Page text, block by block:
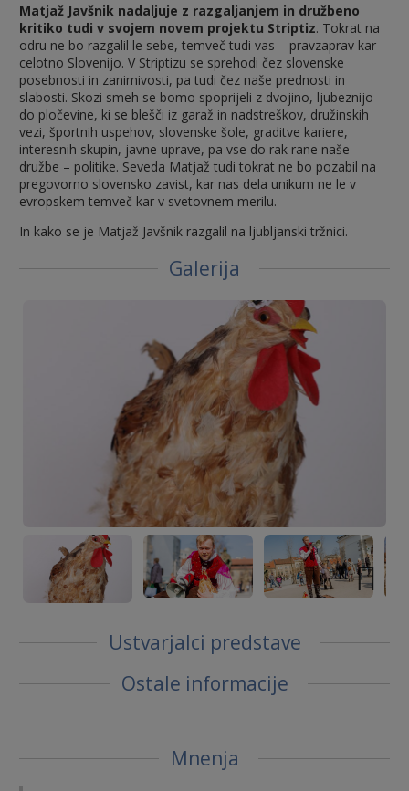
Matjaž Javšnik nadaljuje z razgaljanjem in družbeno
kritiko tudi v svojem novem projektu Striptiz. Tokrat na
odru ne bo razgalil le sebe, temveč tudi vas – pravzaprav kar
celotno Slovenijo. V Striptizu se sprehodi čez slovenske
posebnosti in zanimivosti, pa tudi čez naše prednosti in
slabosti. Skozi smeh se bomo spoprijeli z dvojino, ljubeznijo
do pločevine, ki se blešči iz garaž in nadstreškov, družinskih
vezi, športnih uspehov, slovenske šole, graditve kariere,
interesnih skupin, javne uprave, pa vse do rak rane naše
družbe – politike. Seveda Matjaž tudi tokrat ne bo pozabil na
pregovorno slovensko zavist, kar nas dela unikum ne le v
evropskem temveč kar v svetovnem merilu.
In kako se je Matjaž Javšnik razgalil na ljubljanski tržnici.
Galerija
Ustvarjalci predstave
Ostale informacije
Mnenja